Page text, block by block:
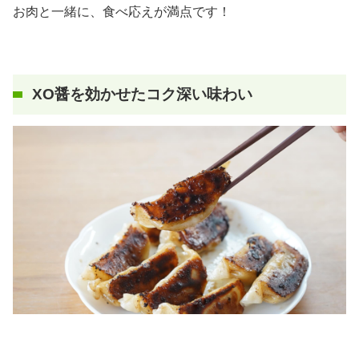
お肉と一緒に、食べ応えが満点です！
XO醤を効かせたコク深い味わい